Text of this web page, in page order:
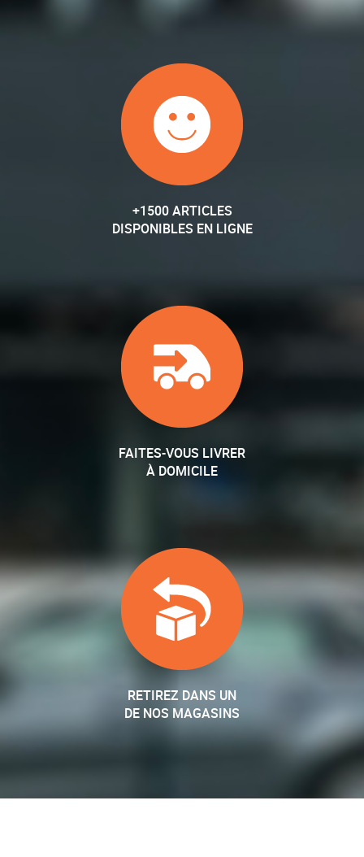
+1500 ARTICLES
DISPONIBLES EN LIGNE
FAITES-VOUS LIVRER
À DOMICILE
RETIREZ DANS UN
DE NOS MAGASINS